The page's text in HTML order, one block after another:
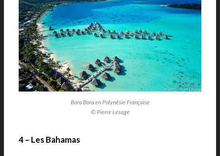
Bora Bora en Polynésie Française
© Pierre Lesage
4 – Les Bahamas